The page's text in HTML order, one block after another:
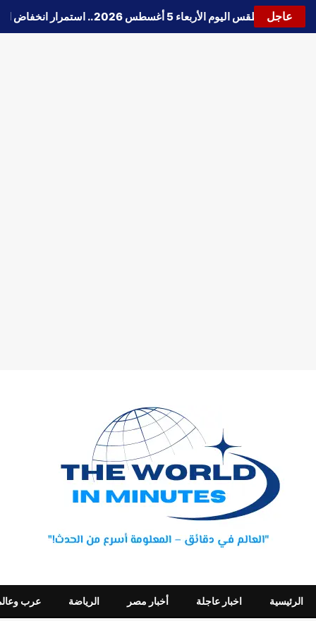
عاجل
🔵 حالة الطقس اليوم الأربعاء 5 أغسطس 2026.. استمرار انخفاض الحرارة وتحذيرات من الشبورة واضطراب الملاحة
الرئيسية اخبار عاجلة أخبار مصر الرياضة عرب